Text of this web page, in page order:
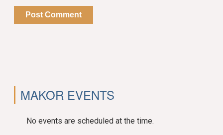
MAKOR EVENTS
No events are scheduled at the time.